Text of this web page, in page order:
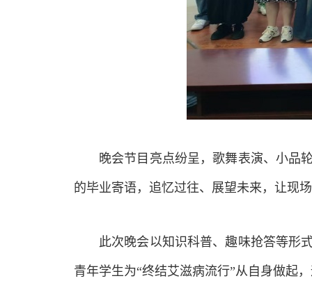
晚会节目亮点纷呈，歌舞表演、小品
的毕业寄语，追忆过往、展望未来，让现
此次晚会以知识科普、趣味抢答等形
青年学生为“终结艾滋病流行”从自身做起